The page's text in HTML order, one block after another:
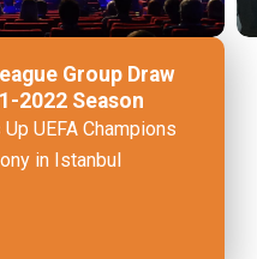
Group Draw
2022 Season
UEFA Champions
in Istanbul